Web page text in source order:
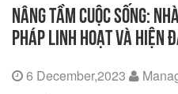
NÂNG TẦM CUỘC SỐNG:
PHÁP LINH HOẠT VÀ HIỆN
6 December,2023